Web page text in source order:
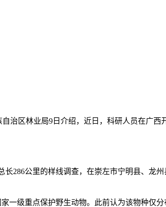
治区林业局9日介绍，近日，科研人员在广
286公里的样线调查，在崇左市宁明县、龙
级重点保护野生动物。此前认为该物种仅分